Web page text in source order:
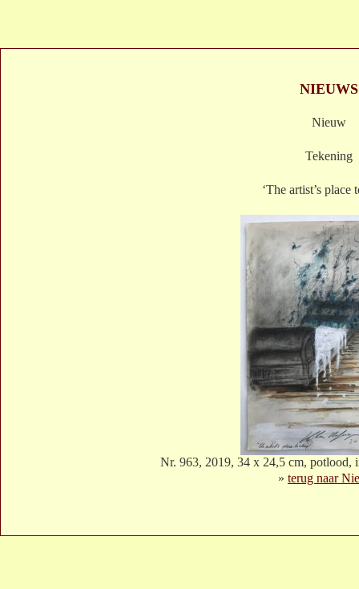
NIEUWS
Nieuw
Tekening
‘The artist’s place
Nr. 963, 2019, 34 x 24,5 cm, potlood,
» terug naar